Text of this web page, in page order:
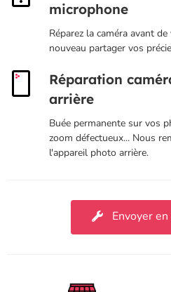
microphone
Réparez la caméra avant
nouveau partager vos
Réparation
arrière
Buée permanente sur vos
zoom défectueux... Nous
l'appareil photo arrière.
Envoyer